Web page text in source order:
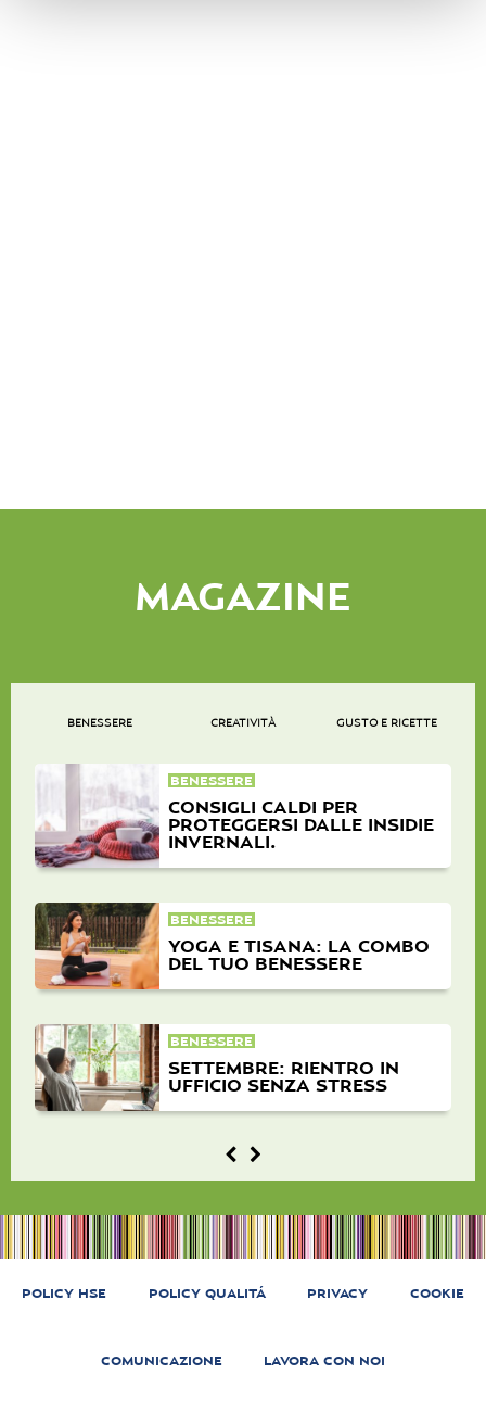
MAGAZINE
BENESSERE CREATIVITÀ GUSTO E RICETTE
BENESSERE
CONSIGLI CALDI PER
PROTEGGERSI DALLE INSIDIE
INVERNALI.
BENESSERE
YOGA E TISANA: LA COMBO
DEL TUO BENESSERE
BENESSERE
SETTEMBRE: RIENTRO IN
UFFICIO SENZA STRESS
POLICY HSE POLICY QUALITÁ PRIVACY COOKIE
COMUNICAZIONE LAVORA CON NOI